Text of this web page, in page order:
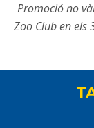
Promoció no
Zoo Club en els